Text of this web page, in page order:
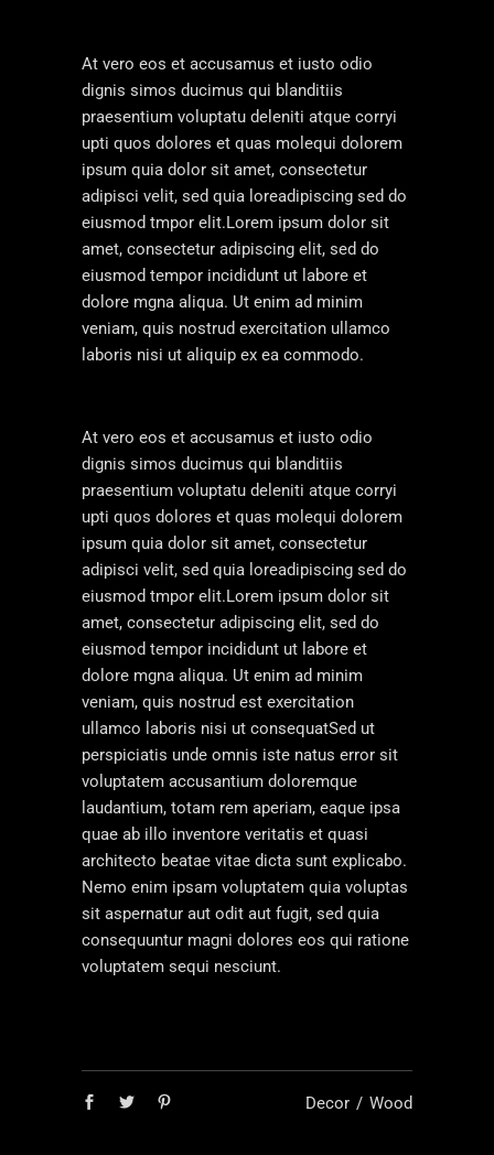
At vero eos et accusamus et iusto odio
dignis simos ducimus qui blanditiis
praesentium voluptatu deleniti atque corryi
upti quos dolores et quas molequi dolorem
ipsum quia dolor sit amet, consectetur
adipisci velit, sed quia loreadipiscing sed do
eiusmod tmpor elit.Lorem ipsum dolor sit
amet, consectetur adipiscing elit, sed do
eiusmod tempor incididunt ut labore et
dolore mgna aliqua. Ut enim ad minim
veniam, quis nostrud exercitation ullamco
laboris nisi ut aliquip ex ea commodo.
At vero eos et accusamus et iusto odio
dignis simos ducimus qui blanditiis
praesentium voluptatu deleniti atque corryi
upti quos dolores et quas molequi dolorem
ipsum quia dolor sit amet, consectetur
adipisci velit, sed quia loreadipiscing sed do
eiusmod tmpor elit.Lorem ipsum dolor sit
amet, consectetur adipiscing elit, sed do
eiusmod tempor incididunt ut labore et
dolore mgna aliqua. Ut enim ad minim
veniam, quis nostrud est exercitation
ullamco laboris nisi ut consequatSed ut
perspiciatis unde omnis iste natus error sit
voluptatem accusantium doloremque
laudantium, totam rem aperiam, eaque ipsa
quae ab illo inventore veritatis et quasi
architecto beatae vitae dicta sunt explicabo.
Nemo enim ipsam voluptatem quia voluptas
sit aspernatur aut odit aut fugit, sed quia
consequuntur magni dolores eos qui ratione
voluptatem sequi nesciunt.
Decor Wood